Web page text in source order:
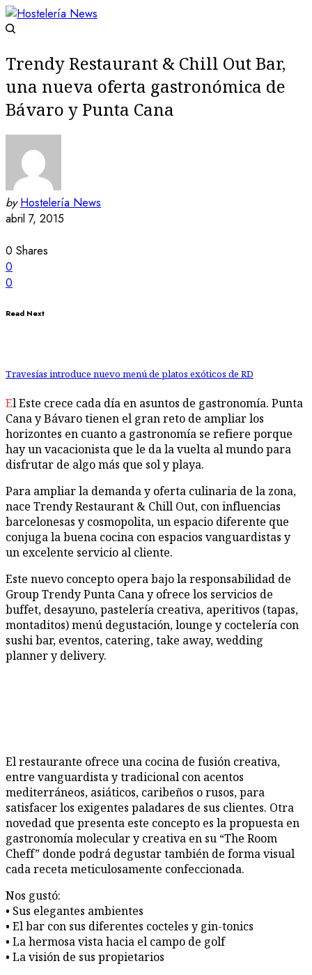
Trendy Restaurant & Chill Out Bar,
una nueva oferta gastronómica de
Bávaro y Punta Cana
by Hostelería News
abril 7, 2015
0 Shares
0
0
Read Next
Travesías introduce nuevo menú de platos exóticos de RD
El Este crece cada día en asuntos de gastronomía. Punta
Cana y Bávaro tienen el gran reto de ampliar los
horizontes en cuanto a gastronomía se refiere porque
hay un vacacionista que le da la vuelta al mundo para
disfrutar de algo más que sol y playa.
Para ampliar la demanda y oferta culinaria de la zona,
nace Trendy Restaurant & Chill Out, con influencias
barcelonesas y cosmopolita, un espacio diferente que
conjuga la buena cocina con espacios vanguardistas y
un excelente servicio al cliente.
Este nuevo concepto opera bajo la responsabilidad de
Group Trendy Punta Cana y ofrece los servicios de
buffet, desayuno, pastelería creativa, aperitivos (tapas,
montaditos) menú degustación, lounge y coctelería con
sushi bar, eventos, catering, take away, wedding
planner y delivery.
El restaurante ofrece una cocina de fusión creativa,
entre vanguardista y tradicional con acentos
mediterráneos, asiáticos, caribeños o rusos, para
satisfacer los exigentes paladares de sus clientes. Otra
novedad que presenta este concepto es la propuesta en
gastronomía molecular y creativa en su “The Room
Cheff” donde podrá degustar también de forma visual
cada receta meticulosamente confeccionada.
Nos gustó:
• Sus elegantes ambientes
• El bar con sus diferentes cocteles y gin-tonics
• La hermosa vista hacia el campo de golf
• La visión de sus propietarios